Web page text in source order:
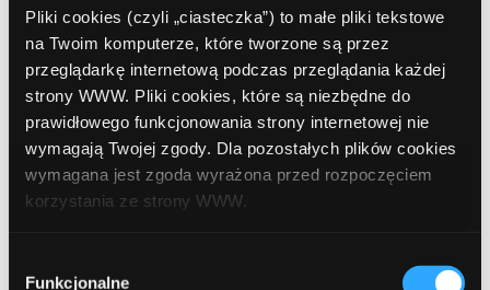
Pliki cookies (czyli „ciasteczka”) to małe pliki tekstowe
na Twoim komputerze, które tworzone są przez
przeglądarkę internetową podczas przeglądania każdej
strony WWW. Pliki cookies, które są niezbędne do
prawidłowego funkcjonowania strony internetowej nie
wymagają Twojej zgody. Dla pozostałych plików cookies
wymagana jest zgoda wyrażona przed rozpoczęciem
korzystania ze strony WWW.
formy korzystania z plików cookies. Więcej:
Polityka
Funkcjonalne
Name Required